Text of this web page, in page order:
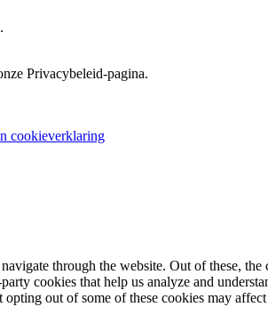
Privacybeleid-pagina.
cookieverklaring
through the website. Out of these,
cookies that help us analyze and
out of some of these cookies may